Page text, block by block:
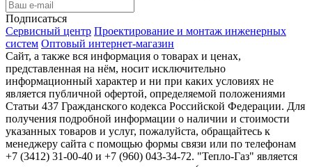
Подписаться
Сервисный центр Проектирование и монтаж инженерных
систем Оптовый интернет-магазин
Сайт, а также вся информация о товарах и ценах,
представленная на нём, носит исключительно
информационный характер и ни при каких условиях не
является публичной офертой, определяемой положениями
Статьи 437 Гражданского кодекса Российской Федерации. Для
получения подробной информации о наличии и стоимости
указанных товаров и услуг, пожалуйста, обращайтесь к
менеджеру сайта с помощью формы связи или по телефонам
+7 (3412) 31-00-40 и +7 (960) 043-34-72. "Тепло-Газ" является